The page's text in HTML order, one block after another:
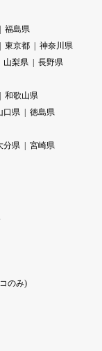
福島県
東京都
神奈川県
山梨県
長野県
和歌山県
口県
徳島県
分県
宮崎県
のみ)